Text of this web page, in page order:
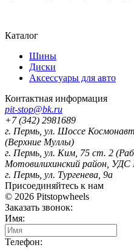
Каталог
Шины
Диски
Аксессуары для авто
Контактная информация
pit-stop@bk.ru
+7 (342) 2981689
г. Пермь ул. Шоссе
(Верхние Муллы)
г. Пермь ул. Ким, 75 ст. 2
Мотовилихинский район,
г. Пермь ул. Тургенева, 9а
Присоединяйтесь к нам
© 2026 Pitstopwheels
Заказать звонок:
Имя:
Телефон: